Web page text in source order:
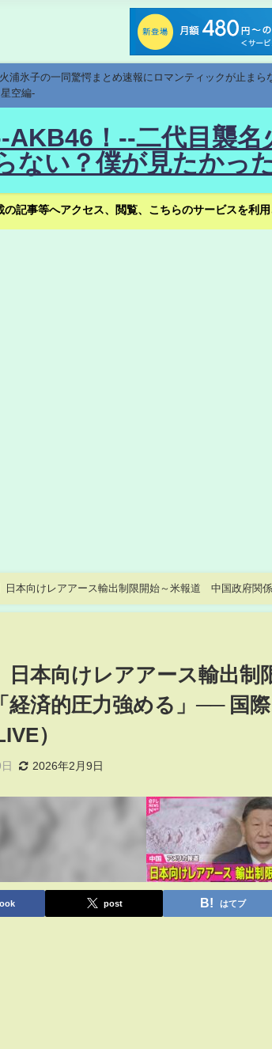
浦氷子の一同驚愕まとめ速報にロマンティックが止ま
空編-
！--二代目襲
ない？僕が見たかっ
記事等へアクセス、閲覧、こちらのサービスを利
日本向けレアアース輸出制限開始～米報道 中国政府関
日本向けレアアース輸出
経済的圧力強める」── 国
）
2026年2月9日
post はてブ